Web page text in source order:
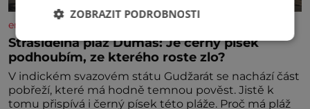
enigmaplus.cz
Strašidelná pláž Dumas: Je černý písek
podhoubím, ze kterého roste zlo?
V indickém svazovém státu Gudžarát se nachází část
pobřeží, které má hodně temnou pověst. Jistě k
tomu přispívá i černý písek této pláže. Proč má pláž
ZOBRAZIT PODROBNOSTI